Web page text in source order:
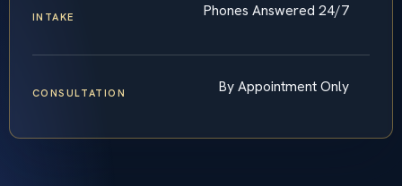
INTAKE Phones Answered 24/7
CONSULTATION By Appointment Only